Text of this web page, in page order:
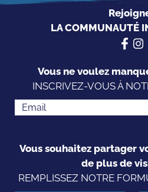
LA COMMUNAUTÉ
Vous ne voulez
INSCRIVEZ-VOUS À
Vous souhaitez partager
de plus de
REMPLISSEZ NOTRE